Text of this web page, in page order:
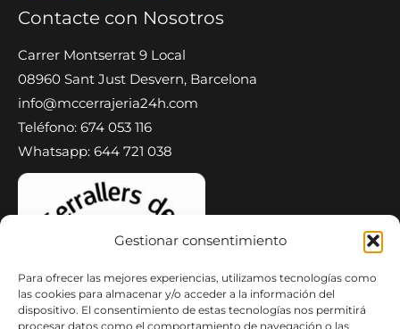
Gestionar consentimiento
Para ofrecer las mejores experiencias, utilizamos tecnologías como
las cookies para almacenar y/o acceder a la información del
dispositivo. El consentimiento de estas tecnologías nos permitirá
procesar datos como el comportamiento de navegación o las
Contacte con Nosotros
Carrer Montserrat 9 Local
08960 Sant Just Desvern, Barcelona
info@mccerrajeria24h.com
Teléfono: 674 053 116
Whatsapp: 644 721 038